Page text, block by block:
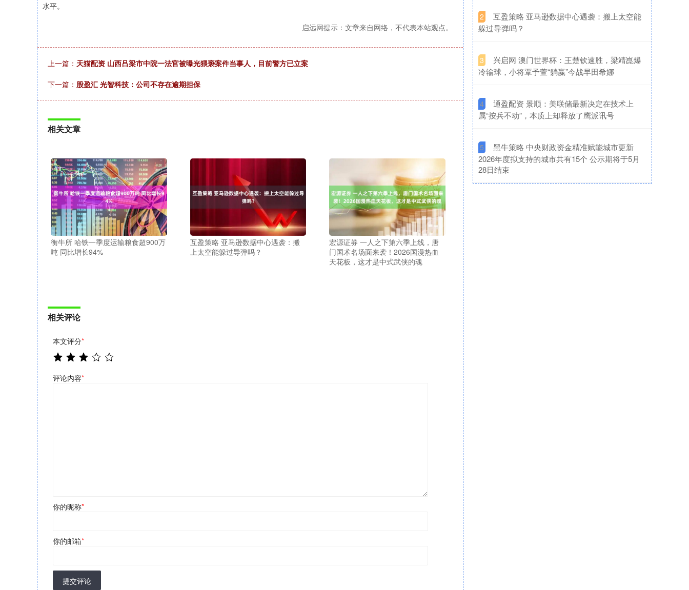
水平。
启远网提示：文章来自网络，不代表本站观点。
上一篇： 天猫配资 山西吕梁市中院一法官被曝光猥亵案件当事人，目前警方已立案
下一篇： 股盈汇 光智科技：公司不存在逾期担保
相关文章
衡牛所 哈铁一季度运输粮食超900万
吨 同比增长94%
互盈策略 亚马逊数据中心遇袭：搬
上太空能躲过导弹吗？
宏源证券 一人之下第六季上线，唐
门国术名场面来袭！2026国漫热血
天花板，这才是中式武侠的魂
相关评论
本文评分*
评论内容*
你的昵称*
你的邮箱*
提交评论
2
​互盈策略 亚马逊数据中心遇袭：搬上太空能
躲过导弹吗？
3
​兴启网 澳门世界杯：王楚钦速胜，梁靖崑爆
冷输球，小将覃予萱“躺赢”今战早田希娜
4
​通盈配资 景顺：美联储最新决定在技术上
属“按兵不动”，本质上却释放了鹰派讯号
5
​黑牛策略 中央财政资金精准赋能城市更新
2026年度拟支持的城市共有15个 公示期将于5月
28日结束